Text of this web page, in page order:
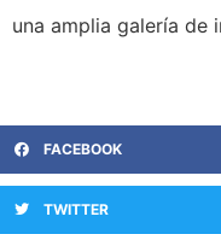
una amplia galería de
FACEBOOK
TWITTER